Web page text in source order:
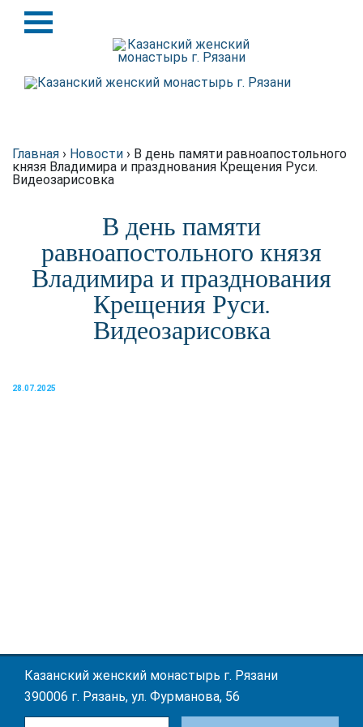
Назад
Духовенство
Требы
Благотворителям
Статьи о монастыре в
Назад
Крупицы духовной мудрости
Главная › Новости › В день памяти равноапостольного
князя Владимира и празднования Крещения Руси.
Видеозарисовка
В день памяти
равноапостольного князя
Владимира и празднования
Крещения Руси.
Видеозарисовка
28.07.2025
Казанский женский монастырь г. Рязани
390006 г. Рязань, ул. Фурманова, 56